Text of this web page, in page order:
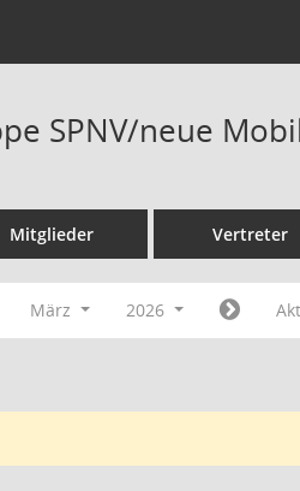
SPNV/neue
Mitglieder Vertreter
März 2026